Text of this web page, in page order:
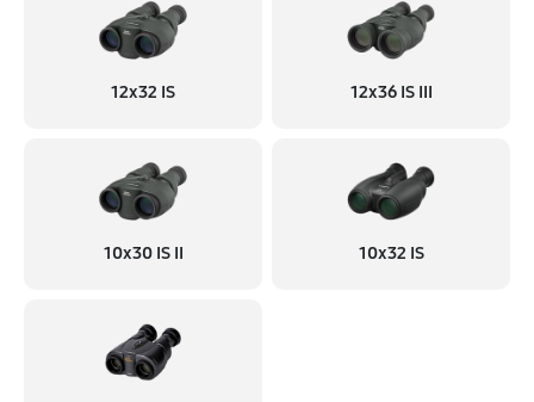
12x32 IS 12x36 IS III
10x30 IS II 10x32 IS